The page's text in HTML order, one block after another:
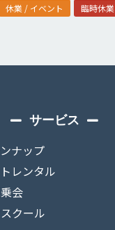
休業 / イベント 臨時休業
サービス
ナップ
レンタル
会
クール